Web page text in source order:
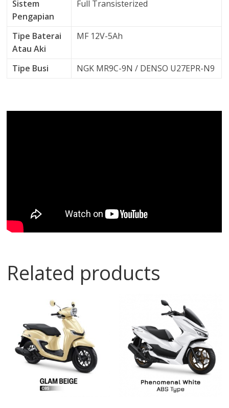
Sistem
Pengapian
Full Transisterized
Tipe Baterai
Atau Aki
MF 12V-5Ah
Tipe Busi NGK MR9C-9N / DENSO U27EPR-N9
Related products